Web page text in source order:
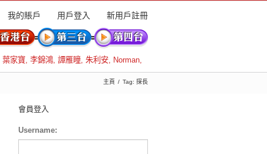
我的賬戶 用戶登入 新用戶註冊
葉家寶, 李錦鴻, 譚雁瞳, 朱利安, Norman,
主頁 Tag: 探長
會員登入
Username: